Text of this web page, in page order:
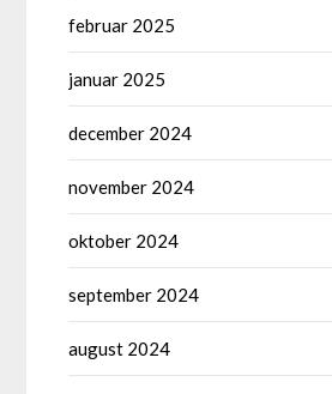
februar 2025
januar 2025
december 2024
november 2024
oktober 2024
september 2024
august 2024